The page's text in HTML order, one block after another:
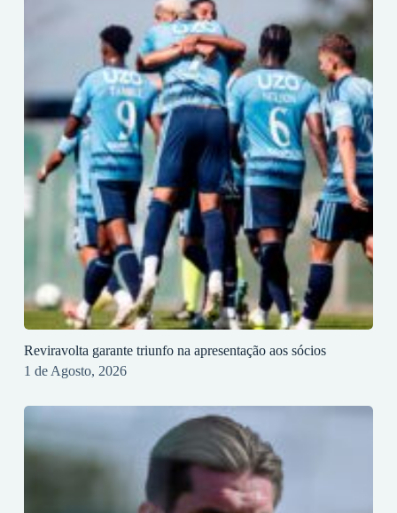
Reviravolta garante triunfo na apresentação aos sócios
1 de Agosto, 2026